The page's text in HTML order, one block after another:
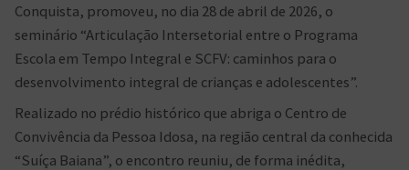
Conquista, promoveu, no dia 28 de abril de 2026, o
seminário “Articulação Intersetorial entre o Programa
Escola em Tempo Integral e SCFV: caminhos para o
desenvolvimento integral de crianças e adolescentes”.
Realizado no prédio histórico que abriga o Centro de
Convivência da Pessoa Idosa, na região central da conhecida
“Suíça Baiana”, o encontro reuniu, de forma inédita,